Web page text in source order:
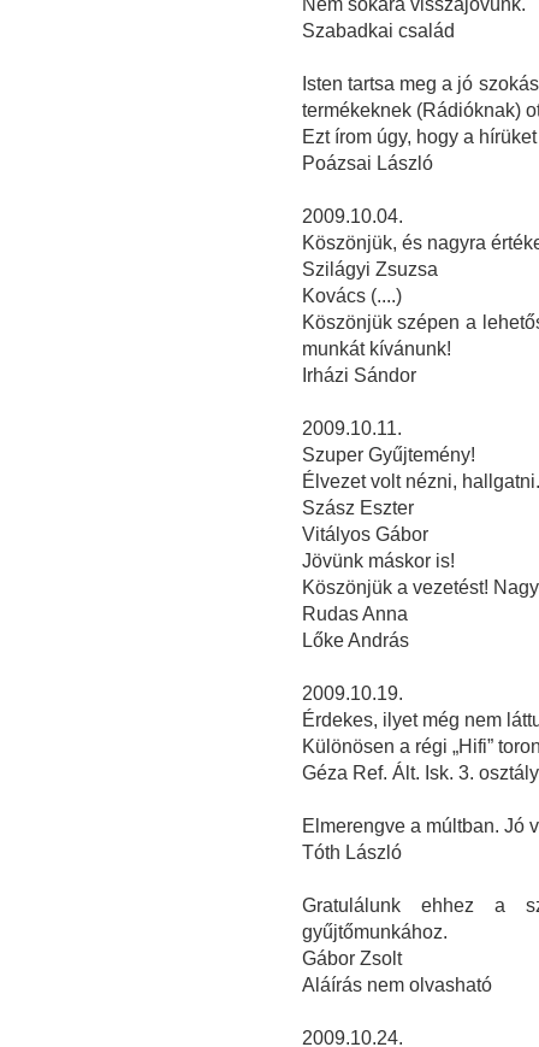
Nem sokára visszajövünk.
Szabadkai család
Isten tartsa meg a jó
termékeknek (Rádióknak)
Ezt írom úgy, hogy a
Poázsai László
2009.10.04.
Köszönjük, és nagyra
Szilágyi Zsuzsa
Kovács (....)
Köszönjük szépen a
munkát kívánunk!
Irházi Sándor
2009.10.11.
Szuper Gyűjtemény!
Élvezet volt nézni, hallgatni.
Szász Eszter
Vitályos Gábor
Jövünk máskor is!
Köszönjük a vezetést!
Rudas Anna
Lőke András
2009.10.19.
Érdekes, ilyet még nem
Különösen a régi „Hifi”
Géza Ref. Ált. Isk. 3.
Elmerengve a múltban. Jó
Tóth László
Gratulálunk ehhez a
gyűjtőmunkához.
Gábor Zsolt
Aláírás nem olvasható
2009.10.24.